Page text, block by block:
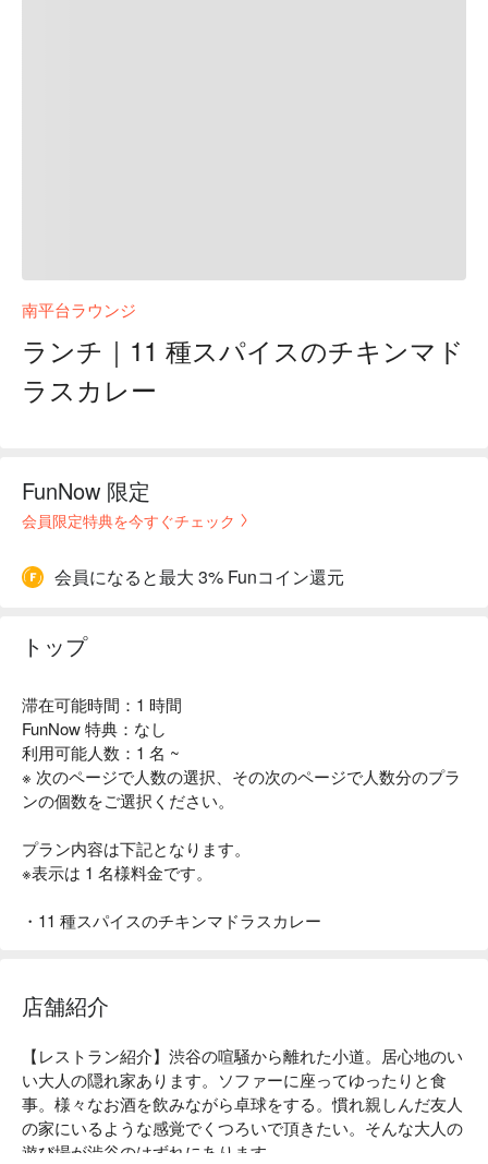
南平台ラウンジ
ランチ｜11 種スパイスのチキンマド
ラスカレー
FunNow 限定
会員限定特典を今すぐチェック
会員になると最大 3% Funコイン還元
トップ
滞在可能時間：1 時間
FunNow 特典：なし
利用可能人数：1 名 ~
※ 次のページで人数の選択、その次のページで人数分のプラ
ンの個数をご選択ください。
プラン内容は下記となります。
※表示は 1 名様料金です。
・11 種スパイスのチキンマドラスカレー
店舗紹介
【レストラン紹介】渋谷の喧騒から離れた小道。居心地のい
い大人の隠れ家あります。ソファーに座ってゆったりと食
事。様々なお酒を飲みながら卓球をする。慣れ親しんだ友人
の家にいるような感覚でくつろいで頂きたい。そんな大人の
遊び場が渋谷のはずれにあります。